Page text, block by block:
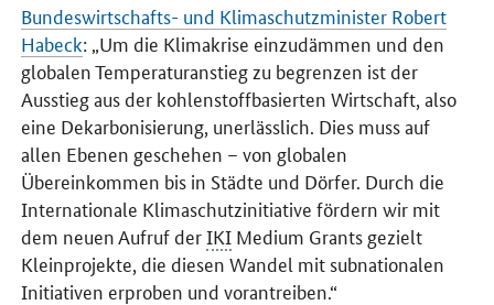
Bundeswirtschafts- und Klimaschutzminister Robert
Habeck: „Um die Klimakrise einzudämmen und den
globalen Temperaturanstieg zu begrenzen ist der
Ausstieg aus der kohlenstoffbasierten Wirtschaft, also
eine Dekarbonisierung, unerlässlich. Dies muss auf
allen Ebenen geschehen – von globalen
Übereinkommen bis in Städte und Dörfer. Durch die
Internationale Klimaschutzinitiative fördern wir mit
dem neuen Aufruf derIKI Medium Grants gezielt
Kleinprojekte, die diesen Wandel mit subnationalen
Initiativen erproben und vorantreiben.“